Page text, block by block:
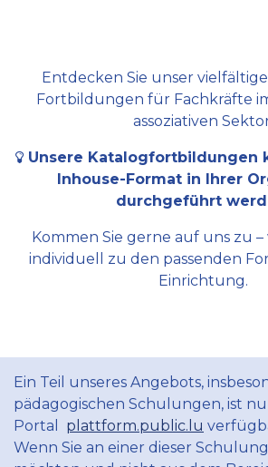
Entdecken Sie unser
Fortbildungen für Fachkräfte
assoziativen
Unsere Katalogfortbildungen
Inhouse-Format in Ihrer
durchgeführt
Kommen Sie gerne auf uns zu –
individuell zu den passenden
Einrichtung.
Ein Teil unseres Angebots,
pädagogischen Schulungen, ist
Portal plattform.public.lu
Wenn Sie an einer dieser